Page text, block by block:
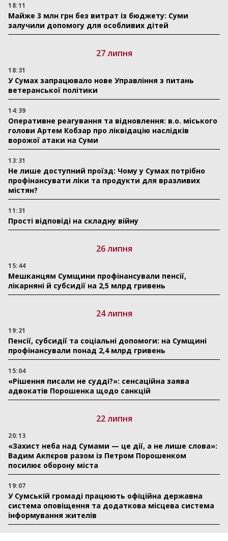
18:11
Майже 3 млн грн без витрат із бюджету: Суми
залучили допомогу для особливих дітей
27 липня
18:31
У Сумах запрацювало нове Управління з питань
ветеранської політики
14:39
Оперативне реагування та відновлення: в.о. міського
голови Артем Кобзар про ліквідацію наслідків
ворожої атаки на Суми
13:31
Не лише доступний проїзд: Чому у Сумах потрібно
профінансувати ліки та продукти для вразливих
містян?
11:31
Прості відповіді на складну війну
26 липня
15:44
Мешканцям Сумщини профінансували пенсії,
лікарняні й субсидії на 2,5 млрд гривень
24 липня
19:21
Пенсії, субсидії та соціальні допомоги: на Сумщині
профінансували понад 2,4 млрд гривень
15:04
«Рішення писали не судді?»: сенсаційна заява
адвокатів Порошенка щодо санкцій
22 липня
20:13
«Захист неба над Сумами — це дії, а не лише слова»:
Вадим Акпєров разом із Петром Порошенком
посилює оборону міста
19:07
У Сумській громаді працюють офіційна державна
система оповіщення та додаткова місцева система
інформування жителів